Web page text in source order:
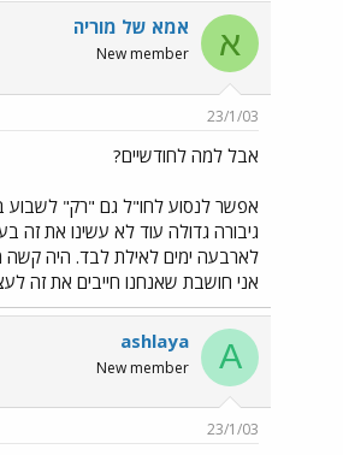
א אמא של מוריה
New member
23/1/03
אבל למה לחודשיים?
אפשר לנסוע לחו"ל גם "רק" לשבוע
גיבורה גדולה עוד לא עשינו את זה
לארבעה ימים לאילת לבד. היה קשה
אני חושבת שאנחנו חייבים את זה
A
ashlaya
New member
23/1/03